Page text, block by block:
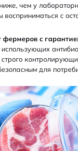
чем у
восприниматься с
фермеров с
для